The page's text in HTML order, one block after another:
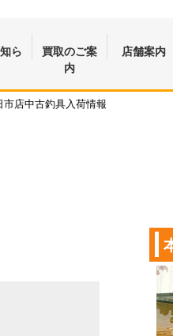
ら
買取のご案
内
店舗案内
市店中古釣具入荷情報